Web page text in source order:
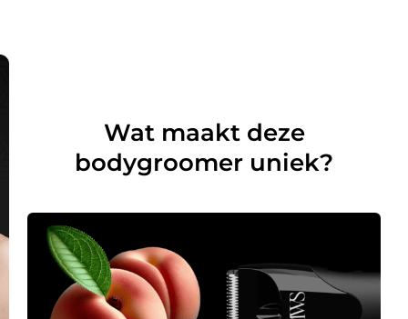
Wat maakt deze
bodygroomer uniek?